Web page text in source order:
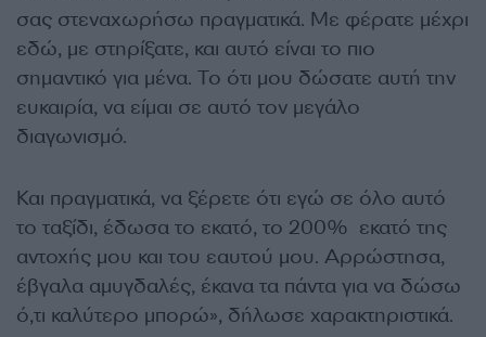
σας στεναχωρήσω πραγματικά. Με φέρατε μέχρι
εδώ, με στηρίξατε, και αυτό είναι το πιο
σημαντικό για μένα. Το ότι μου δώσατε αυτή την
ευκαιρία, να είμαι σε αυτό τον μεγάλο
διαγωνισμό.
Και πραγματικά, να ξέρετε ότι εγώ σε όλο αυτό
το ταξίδι, έδωσα το εκατό, το 200% εκατό της
αντοχής μου και του εαυτού μου. Αρρώστησα,
έβγαλα αμυγδαλές, έκανα τα πάντα για να δώσω
ό,τι καλύτερο μπορώ», δήλωσε χαρακτηριστικά.